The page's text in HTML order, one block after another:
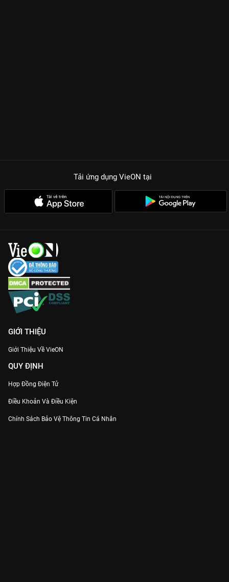
Tải ứng dụng VieON tại
GIỚI THIỆU
Giới Thiệu Về VieON
QUY ĐỊNH
Hợp Đồng Điện Tử
Điều Khoản Và Điều Kiện
Chính Sách Bảo Vệ Thông Tin Cá Nhân